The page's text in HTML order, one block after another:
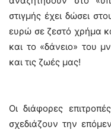
στιγμής έχει δώσει
ευρώ σε ζεστό χρήμα
και το «δάνειο» του
και τις ζωές μας!
Οι διάφορες
σχεδιάζουν την